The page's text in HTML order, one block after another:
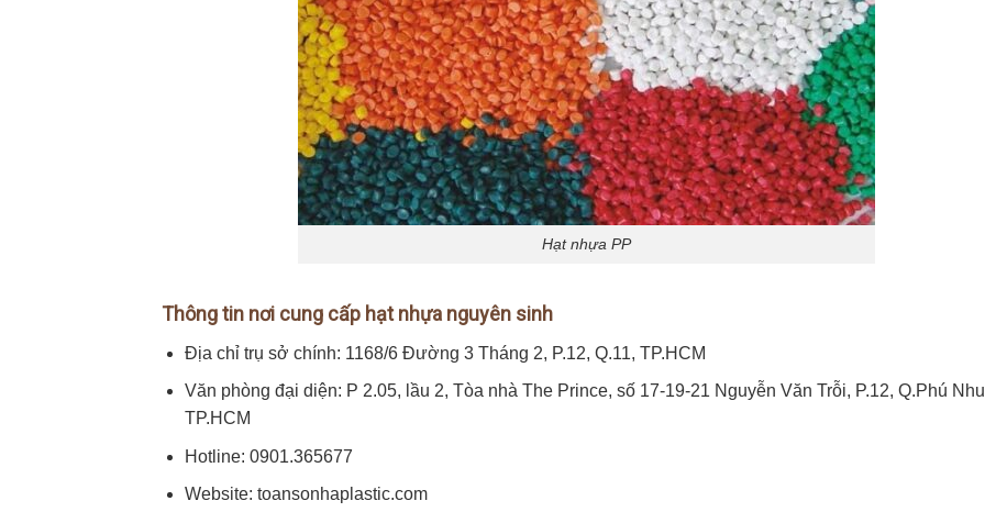
Hạt nhựa PP
Thông tin nơi cung cấp hạt nhựa nguyên sinh
Địa chỉ trụ sở chính: 1168/6 Đường 3 Tháng 2, P.12, Q.11, TP.HCM
Văn phòng đại diện: P 2.05, lầu 2, Tòa nhà The Prince, số 17-19-21 Nguyễn Văn Trỗi, P.12, Q.Phú
TP.HCM
Hotline: 0901.365677
Website: toansonhaplastic.com